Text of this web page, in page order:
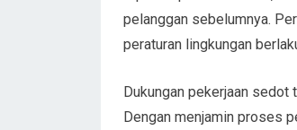
pelanggan sebelumnya.
peraturan lingkungan
Dukungan pekerjaan
Dengan menjamin proses